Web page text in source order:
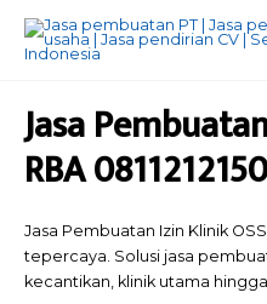
Jasa
RBA
Jasa Pembuatan Izin Klinik
tepercaya. Solusi jasa
kecantikan, klinik utama